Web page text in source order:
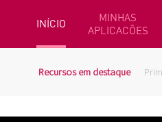
INÍCIO
MINHAS
APLICACÕES
Recursos em destaque